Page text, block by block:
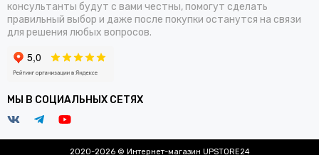
консультанты будут с вами честны, помогут сделать
правильный выбор и даже после покупки останутся на связи
для решения любых вопросов.
МЫ В СОЦИАЛЬНЫХ СЕТЯХ
2020-2026 © Интернет-магазин UPSTORE24